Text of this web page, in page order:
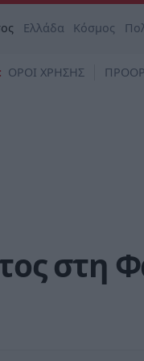
Ελλάδα Κόσμος
ΟΡΟΙ ΧΡΗΣΗΣ
στη